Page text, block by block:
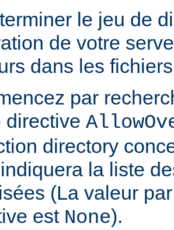
le jeu de
de votre
dans les
par
directive
directory
la liste
(La valeur
est None).